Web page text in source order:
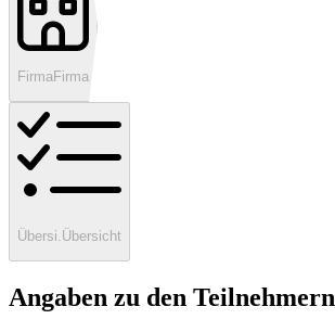
Firma Firma
Übersi. Übersicht
Angaben zu den Teilnehmern